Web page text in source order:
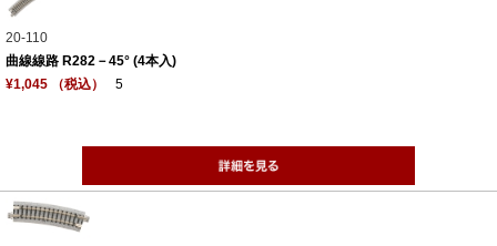
20-110
曲線線路 R282－45° (4本入)
¥1,045 （税込）
5